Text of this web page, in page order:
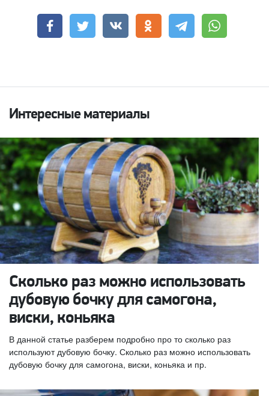
Интересные материалы
Сколько раз можно использовать
дубовую бочку для самогона,
виски, коньяка
В данной статье разберем подробно про то сколько раз
используют дубовую бочку. Сколько раз можно использовать
дубовую бочку для самогона, виски, коньяка и пр.